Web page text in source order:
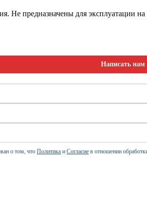
предназначены для эксплуатации на
Написать нам
о том, что Политика и Согласие в отношении